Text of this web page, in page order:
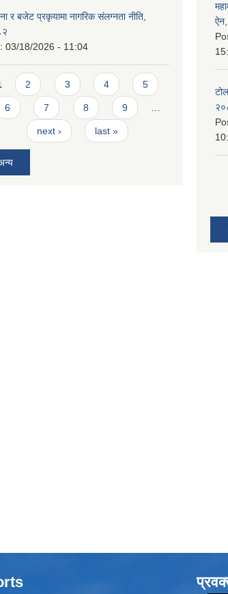
र बजेट प्रकृयामा नागरिक संलग्नता नीति,
03/18/2026 - 11:04
2 3 4 5
6 7 8 9
next › last »